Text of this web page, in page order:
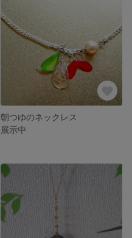
朝つゆのネックレス
展示中